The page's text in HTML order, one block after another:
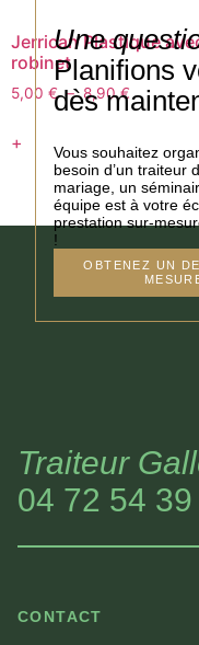
Jerrican Plastique
robinet
5,00 € – 8,90€
+
Une
Planifions
dès
Vous souhaitez
besoin d’un traiteur
mariage, un
équipe est à votre
prestation sur-
!
OBTENEZ UN
Traiteur
04 72 54 39
CONTACT